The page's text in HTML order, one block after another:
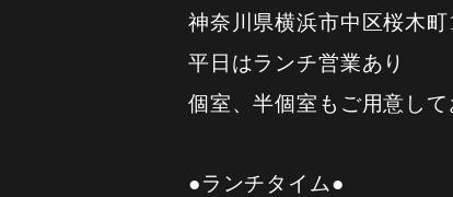
神奈川県横浜市中区桜木
平日はランチ営業あり
個室、半個室もご用意して
●ランチタイム●